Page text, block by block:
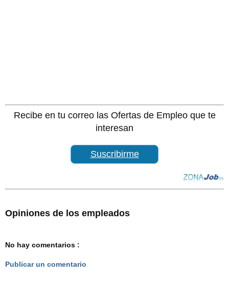
Recibe en tu correo las Ofertas de Empleo que te
interesan
Suscribirme
Opiniones de los empleados
No hay comentarios :
Publicar un comentario